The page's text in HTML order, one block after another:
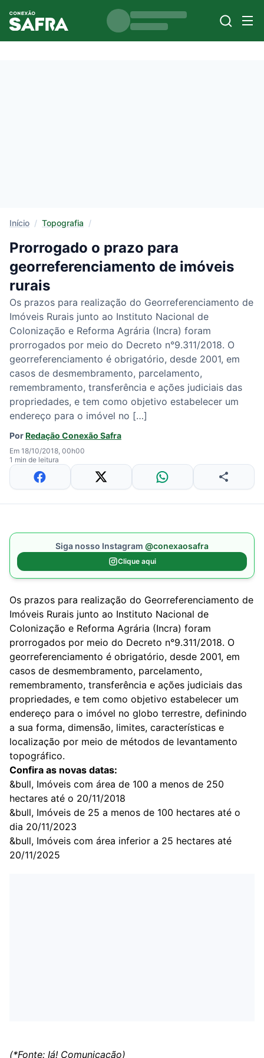
Início / Topografia /
Prorrogado o prazo para
georreferenciamento de imóveis
rurais
Os prazos para realização do Georreferenciamento de
Imóveis Rurais junto ao Instituto Nacional de
Colonização e Reforma Agrária (Incra) foram
prorrogados por meio do Decreto n°9.311/2018. O
georreferenciamento é obrigatório, desde 2001, em
casos de desmembramento, parcelamento,
remembramento, transferência e ações judiciais das
propriedades, e tem como objetivo estabelecer um
endereço para o imóvel no […]
PorRedação Conexão Safra
Em 18/10/2018, 00h00
1 min de leitura
Siga nosso Instagram @conexaosafra
Clique aqui
Os prazos para realização do Georreferenciamento de
Imóveis Rurais junto ao Instituto Nacional de
Colonização e Reforma Agrária (Incra) foram
prorrogados por meio do Decreto n°9.311/2018. O
georreferenciamento é obrigatório, desde 2001, em
casos de desmembramento, parcelamento,
remembramento, transferência e ações judiciais das
propriedades, e tem como objetivo estabelecer um
endereço para o imóvel no globo terrestre, definindo
a sua forma, dimensão, limites, características e
localização por meio de métodos de levantamento
topográfico.
Confira as novas datas:
&bull, Imóveis com área de 100 a menos de 250
hectares até o 20/11/2018
&bull, Imóveis de 25 a menos de 100 hectares até o
dia 20/11/2023
&bull, Imóveis com área inferior a 25 hectares até
20/11/2025
(*Fonte: Iá! Comunicação)